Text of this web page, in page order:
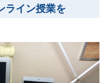
ライン授業を